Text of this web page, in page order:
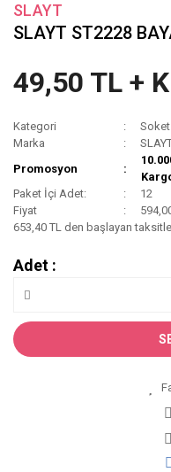
SLAYT
SLAYT ST2228
49,50 TL +
Kategori
Marka
Promosyon
Paket İçi Adet:
12
Fiyat
653,40 TL den başlayan
Adet :